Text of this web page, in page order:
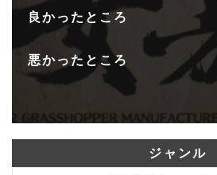
良かったところ
悪かったところ
ジャンル